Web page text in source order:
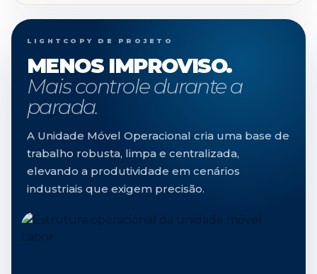
LIGHTCOPY DE PROJETO
MENOS IMPROVISO.
Mais controle durante a
parada.
A Unidade Móvel Operacional cria uma base de
trabalho robusta, limpa e centralizada,
elevando a produtividade em cenários
industriais que exigem precisão.